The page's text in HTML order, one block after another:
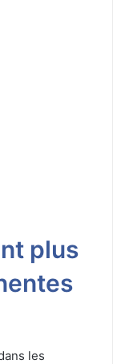
plus
les